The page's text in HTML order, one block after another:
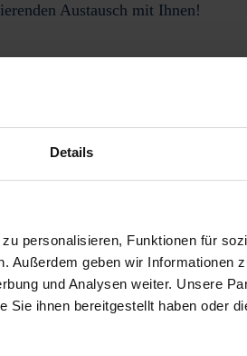
Details
personalisieren, Funktionen für
Außerdem geben wir Informationen
und Analysen weiter. Unsere
Sie ihnen bereitgestellt haben oder
Austausch mit Ihnen!